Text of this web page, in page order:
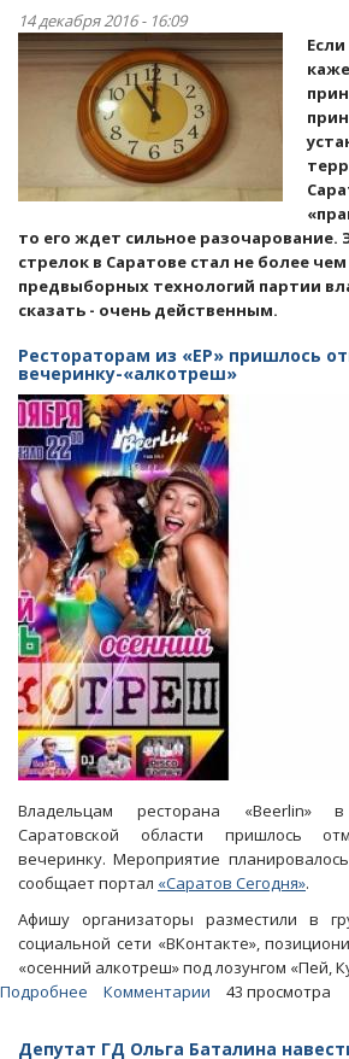
14 декабря 2016 - 16:09
то его ждет сильное разочарование.
стрелок в Саратове стал не более
предвыборных технологий партии
сказать - очень действенным.
Рестораторам из «ЕР» пришлось
вечеринку-«алкотреш»
Владельцам ресторана «Beerlin»
Саратовской области пришлось
вечеринку. Мероприятие
сообщает портал «Саратов Сегодня».
Афишу организаторы разместили в
социальной сети «ВКонтакте»,
«осенний алкотреш» под лозунгом «Пей,
Подробнее
из
Комментарии 43 просмотра
Депутат ГД Ольга Баталина